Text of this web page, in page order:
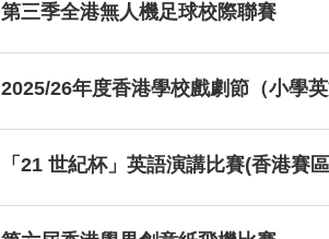
第三季全港無人機足球校際聯賽
2025/26年度香港學校戲劇節（小學英
「21 世紀杯」英語演講比賽(香港賽